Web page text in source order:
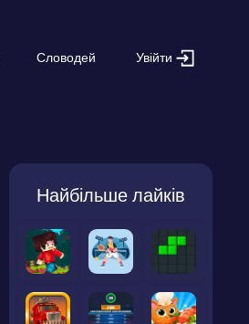
Словодей Увійти
Найбільше лайків